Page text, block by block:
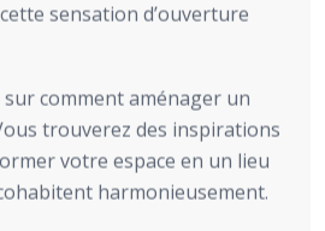
sensation d’ouverture
sur comment aménager un
trouverez des inspirations
votre espace en un lieu
harmonieusement.